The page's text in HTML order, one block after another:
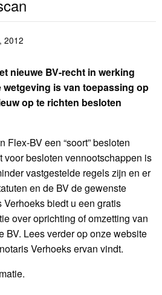
2012
nieuwe BV-recht in werking
wetgeving is van toepassing op
op te richten besloten
Flex-BV een “soort” besloten
voor besloten vennootschappen is
vastgestelde regels zijn en er
en de BV de gewenste
biedt u een gratis
over oprichting of omzetting van
BV. Lees verder op onze website
Verhoeks ervan vindt.